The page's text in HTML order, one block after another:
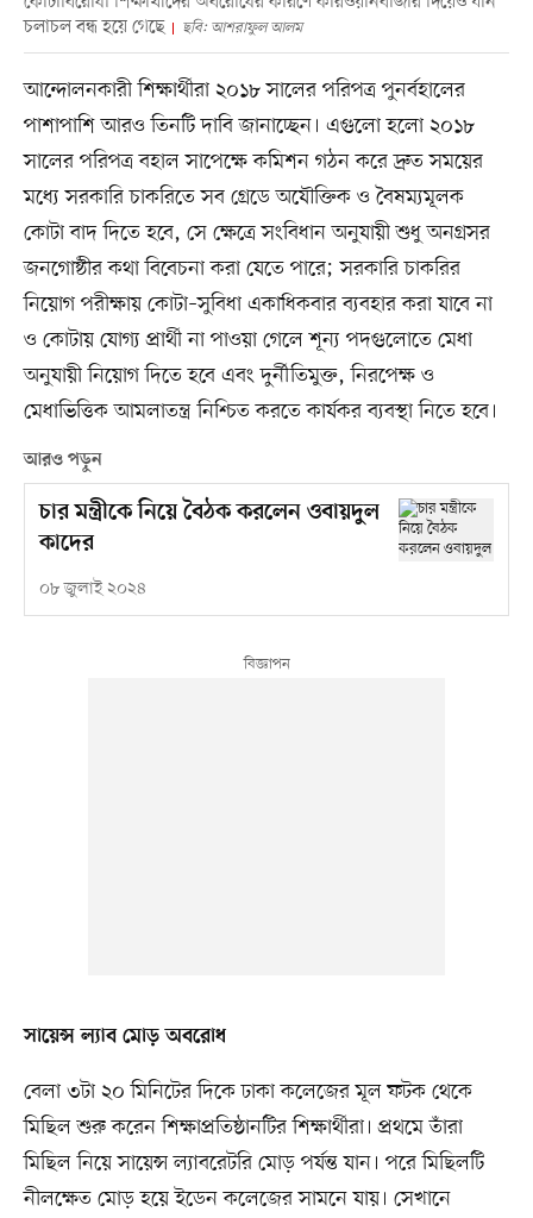
চলাচল বন্ধ হয়ে গেছে
ছবি: আশরাফুল আলম
আন্দোলনকারী শিক্ষার্থীরা ২০১৮ সালের পরিপত্র পুনর্বহালের
পাশাপাশি আরও তিনটি দাবি জানাচ্ছেন। এগুলো হলো ২০১৮
সালের পরিপত্র বহাল সাপেক্ষে কমিশন গঠন করে দ্রুত সময়ের
মধ্যে সরকারি চাকরিতে সব গ্রেডে অযৌক্তিক ও বৈষম্যমূলক
কোটা বাদ দিতে হবে, সে ক্ষেত্রে সংবিধান অনুযায়ী শুধু অনগ্রসর
জনগোষ্ঠীর কথা বিবেচনা করা যেতে পারে; সরকারি চাকরির
নিয়োগ পরীক্ষায় কোটা–সুবিধা একাধিকবার ব্যবহার করা যাবে না
ও কোটায় যোগ্য প্রার্থী না পাওয়া গেলে শূন্য পদগুলোতে মেধা
অনুযায়ী নিয়োগ দিতে হবে এবং দুর্নীতিমুক্ত, নিরপেক্ষ ও
মেধাভিত্তিক আমলাতন্ত্র নিশ্চিত করতে কার্যকর ব্যবস্থা নিতে হবে।
আরও পড়ুন
চার মন্ত্রীকে নিয়ে বৈঠক করলেন ওবায়দুল
কাদের
০৮ জুলাই ২০২৪
সায়েন্স ল্যাব মোড় অবরোধ
বেলা ৩টা ২০ মিনিটের দিকে ঢাকা কলেজের মূল ফটক থেকে
মিছিল শুরু করেন শিক্ষাপ্রতিষ্ঠানটির শিক্ষার্থীরা। প্রথমে তাঁরা
মিছিল নিয়ে সায়েন্স ল্যাবরেটরি মোড় পর্যন্ত যান। পরে মিছিলটি
নীলক্ষেত মোড় হয়ে ইডেন কলেজের সামনে যায়। সেখানে